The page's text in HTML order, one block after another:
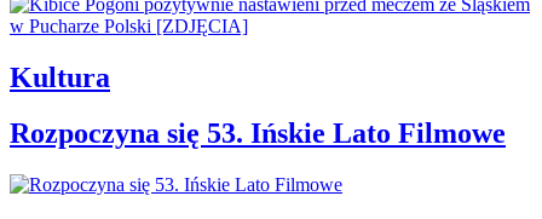
Kultura
Rozpoczyna się 53. Ińskie Lato Filmowe